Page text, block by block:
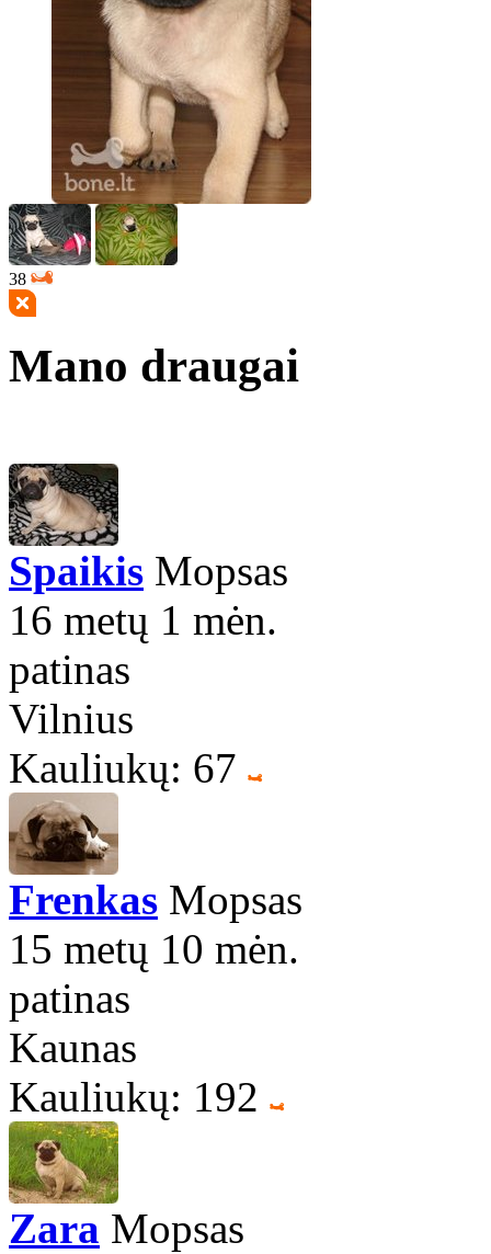
38
Mano draugai
Spaikis Mopsas
16 metų 1 mėn.
patinas
Vilnius
Kauliukų: 67
Frenkas Mopsas
15 metų 10 mėn.
patinas
Kaunas
Kauliukų: 192
Zara Mopsas